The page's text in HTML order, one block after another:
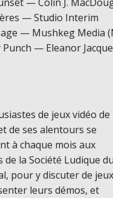
— Studio Interim
— Mushkeg Media
— Eleanor
de jeux vidéo de
de ses alentours se
à chaque mois aux
de la Société Ludique du
pour y discuter de jeux
leurs démos, et